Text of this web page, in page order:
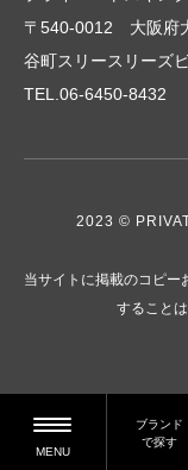
〒540-0012 大阪府
谷町スリースリーズ
TEL.06-6450-8432
2023 ©
当サイトに掲載のコピー
すること
MENU
ブランド
で探す